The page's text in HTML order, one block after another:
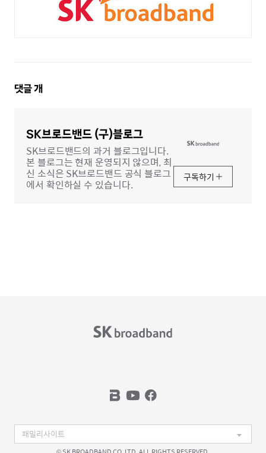
댓
댓글개
SK브로드밴드 (구)블로그
SK브로드밴드의 과거 블로그입니다.
본 블로그는 현재 운영되지 않으며, 최
신 소식은 SK브로드밴드 공식 블로그
에서 확인하실 수 있습니다.
구독하기